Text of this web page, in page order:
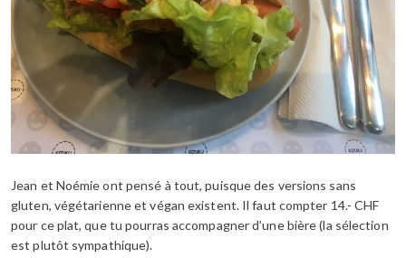
Jean et Noémie ont pensé à tout, puisque des versions sans
gluten, végétarienne et végan existent. Il faut compter 14.- CHF
pour ce plat, que tu pourras accompagner d’une bière (la sélection
est plutôt sympathique).